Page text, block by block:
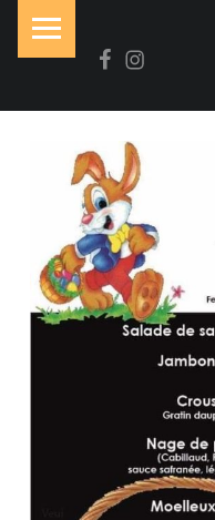
N
I
R
&
B
L
A
N